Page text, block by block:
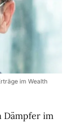
im Wealth
Dämpfer im